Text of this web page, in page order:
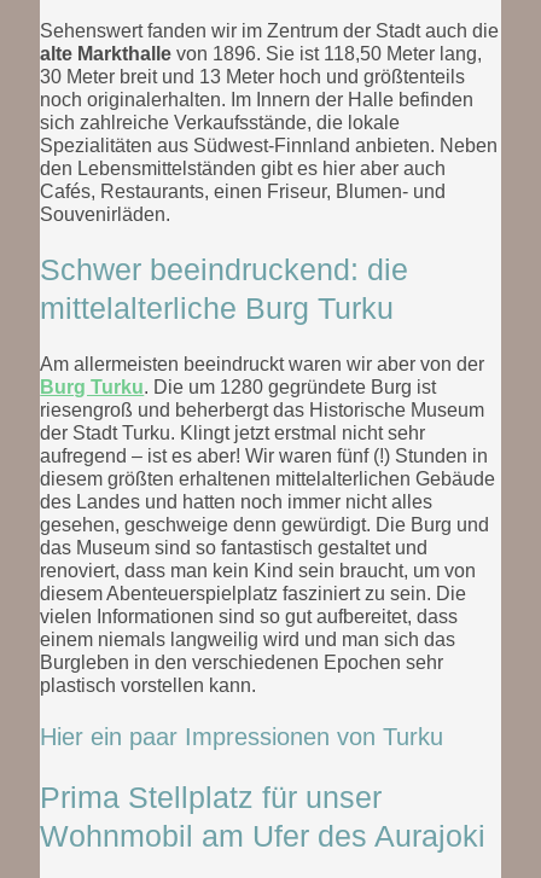
Sehenswert fanden wir im Zentrum der Stadt auch die
alte Markthalle von 1896. Sie ist 118,50 Meter lang,
30 Meter breit und 13 Meter hoch und größtenteils
noch originalerhalten. Im Innern der Halle befinden
sich zahlreiche Verkaufsstände, die lokale
Spezialitäten aus Südwest-Finnland anbieten. Neben
den Lebensmittelständen gibt es hier aber auch
Cafés, Restaurants, einen Friseur, Blumen- und
Souvenirläden.
Schwer beeindruckend: die
mittelalterliche Burg Turku
Am allermeisten beeindruckt waren wir aber von der
Burg Turku. Die um 1280 gegründete Burg ist
riesengroß und beherbergt das Historische Museum
der Stadt Turku. Klingt jetzt erstmal nicht sehr
aufregend – ist es aber! Wir waren fünf (!) Stunden in
diesem größten erhaltenen mittelalterlichen Gebäude
des Landes und hatten noch immer nicht alles
gesehen, geschweige denn gewürdigt. Die Burg und
das Museum sind so fantastisch gestaltet und
renoviert, dass man kein Kind sein braucht, um von
diesem Abenteuerspielplatz fasziniert zu sein. Die
vielen Informationen sind so gut aufbereitet, dass
einem niemals langweilig wird und man sich das
Burgleben in den verschiedenen Epochen sehr
plastisch vorstellen kann.
Hier ein paar Impressionen von Turku
Prima Stellplatz für unser
Wohnmobil am Ufer des Aurajoki